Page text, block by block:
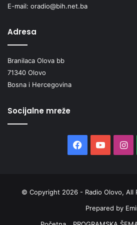
E-mail: oradio@bih.net.ba
Adresa
Branilaca Olova bb
71340 Olovo
Bosna i Hercegovina
Socijalne mreže
FacebookYouTube
© Copyright 2026 - Radio Olovo, All
Prepared by